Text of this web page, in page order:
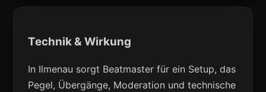
Technik & Wirkung
In Ilmenau sorgt Beatmaster für ein Setup, das
Pegel, Übergänge, Moderation und technische